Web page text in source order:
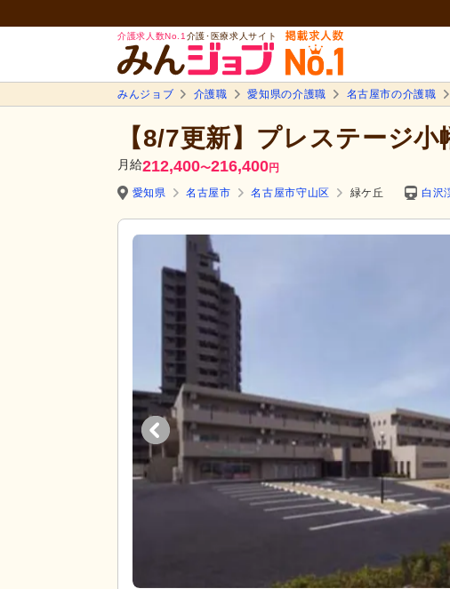
介護求人数No.1 介護･医療求人サイト
みんジョブ 介護職 愛知県の介護職 名古屋市の介護職
【8/7更新】プレステージ小
月給212,400〜216,400円
愛知県 名古屋市 名古屋市守山区 緑ケ丘 白沢